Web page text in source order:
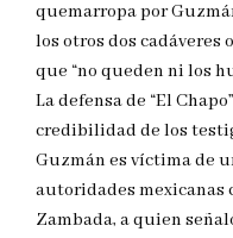
quemarropa por
los otros dos cadáveres
que “no queden ni los
La defensa de “El
credibilidad de los
Guzmán es víctima de
autoridades mexicanas
Zambada, a quien